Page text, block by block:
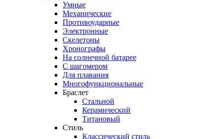
Умные
Механические
Противоударные
Электронные
Скелетоны
Хронографы
На солнечной батарее
С шагомером
Для плавания
Многофункциональные
Браслет
Стальной
Керамический
Титановый
Стиль
Классический стиль